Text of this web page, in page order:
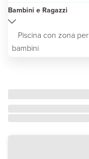
Bambini e Ragazzi
Piscina con zona per
bambini